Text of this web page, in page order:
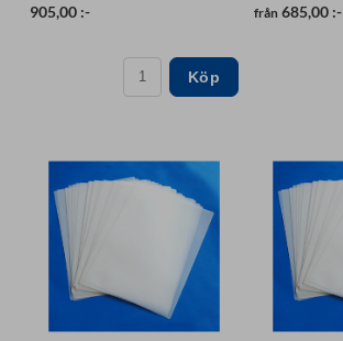
905,00 :-
Köp
från 685,00 :-